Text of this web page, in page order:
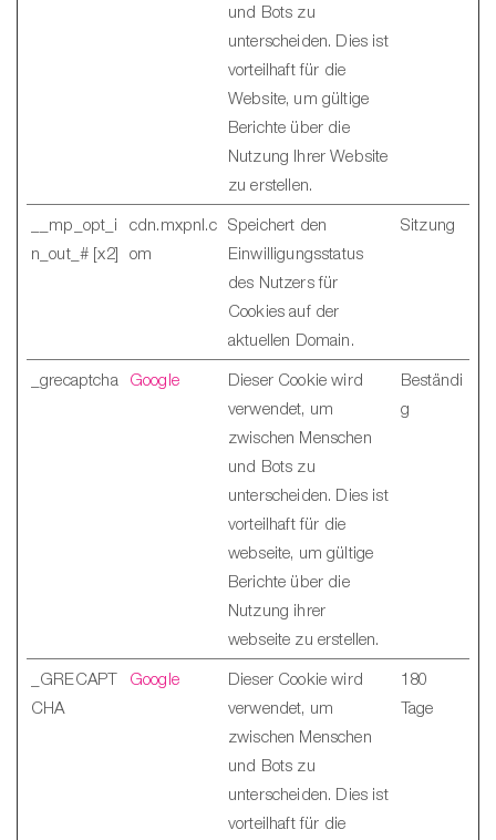
und Bots zu
unterscheiden. Dies ist
vorteilhaft für die
Website, um gültige
Berichte über die
Nutzung Ihrer Website
zu erstellen.
__mp_opt_i
n_out_# [x2]
cdn.mxpnl.c
om
Speichert den
Einwilligungsstatus
des Nutzers für
Cookies auf der
aktuellen Domain.
Sitzung
_grecaptcha Google
Dieser Cookie wird
verwendet, um
zwischen Menschen
und Bots zu
unterscheiden. Dies ist
vorteilhaft für die
webseite, um gültige
Berichte über die
Nutzung ihrer
webseite zu erstellen.
Beständi
g
_GRECAPT
CHA
Google
Dieser Cookie wird
verwendet, um
zwischen Menschen
und Bots zu
unterscheiden. Dies ist
vorteilhaft für die
180
Tage